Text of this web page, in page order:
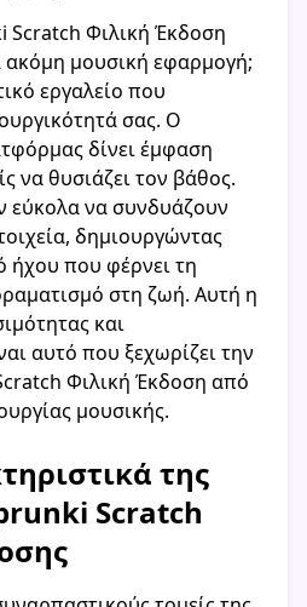
Φιλική Έκδοση
ακόμη μουσική εφαρμογή;
εργαλείο που
σας. Ο
δίνει έμφαση
να θυσιάζει τον βάθος.
εύκολα να συνδυάζουν
δημιουργώντας
ήχου που φέρνει τη
στη ζωή. Αυτή η
και
αυτό που ξεχωρίζει την
Φιλική Έκδοση από
μουσικής.
της
Scratch